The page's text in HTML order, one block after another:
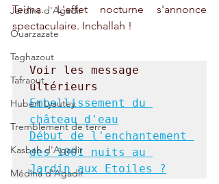
Jardins d'Agadir
Ouarzazate
Taghazout
Tafraout
Hubert Lyautey
Tremblement de terre
Kasbah d'Agadir
Médina d'Agadir
Teima. L'effet nocturne s'annonce
spectaculaire. Inchallah !
Voir les message
Embellissement du
château d'eau
Début de l'enchantement
des 1001 nuits au
Jardin aux Etoiles ?